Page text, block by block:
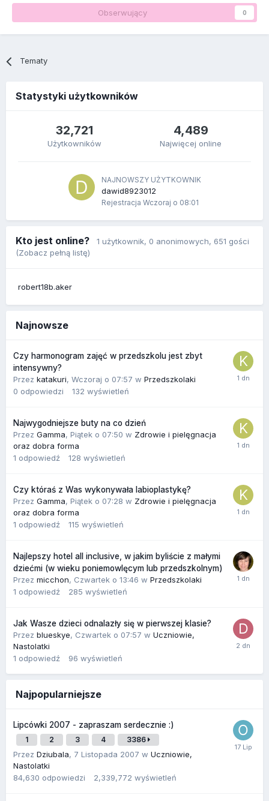
Obserwujący 0
Tematy
Statystyki użytkowników
32,721
Użytkowników
4,489
Najwięcej online
NAJNOWSZY UŻYTKOWNIK
dawid8923012
Rejestracja Wczoraj o 08:01
Kto jest online? 1 użytkownik, 0 anonimowych, 651 gości
(Zobacz pełną listę)
robert18b.aker
Najnowsze
Czy harmonogram zajęć w przedszkolu jest zbyt
intensywny?
Przez katakuri, Wczoraj o 07:57 w Przedszkolaki
0 odpowiedzi 132 wyświetleń
Najwygodniejsze buty na co dzień
Przez Gamma, Piątek o 07:50 w Zdrowie i pielęgnacja
oraz dobra forma
1 odpowiedź 128 wyświetleń
Czy któraś z Was wykonywała labioplastykę?
Przez Gamma, Piątek o 07:28 w Zdrowie i pielęgnacja
oraz dobra forma
1 odpowiedź 115 wyświetleń
Najlepszy hotel all inclusive, w jakim byliście z małymi
dziećmi (w wieku poniemowlęcym lub przedszkolnym)
Przez micchon, Czwartek o 13:46 w Przedszkolaki
1 odpowiedź 285 wyświetleń
Jak Wasze dzieci odnalazły się w pierwszej klasie?
Przez blueskye, Czwartek o 07:57 w Uczniowie,
Nastolatki
1 odpowiedź 96 wyświetleń
Najpopularniejsze
Lipcówki 2007 - zapraszam serdecznie :)
1 2 3 4 3386
Przez Dziubala, 7 Listopada 2007 w Uczniowie,
Nastolatki
84,630 odpowiedzi 2,339,772 wyświetleń